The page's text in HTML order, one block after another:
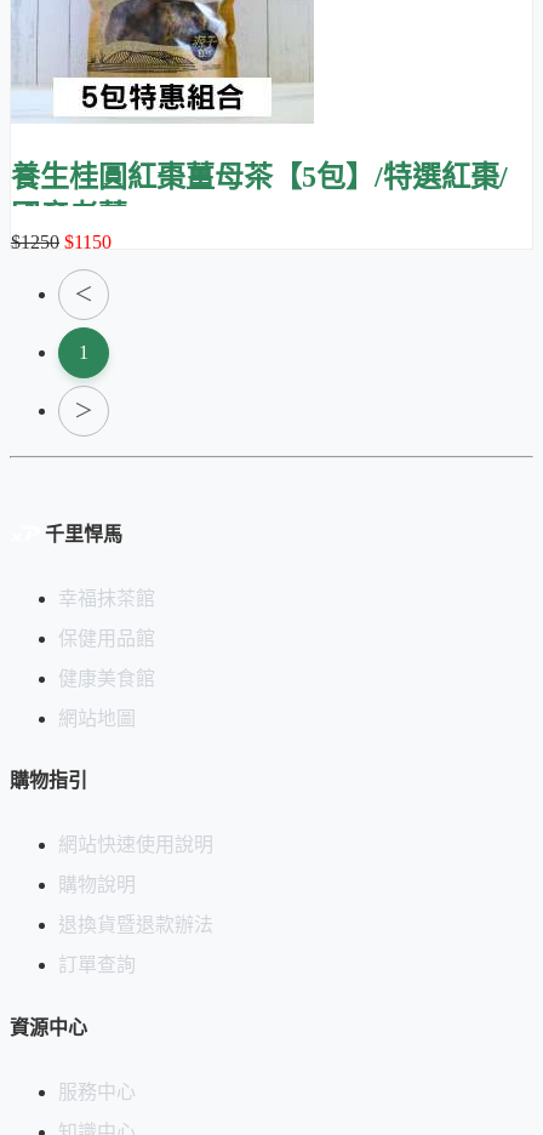
養生桂圓紅棗薑母茶【5包】/特選紅棗/
國產老薑
$1250 $1150
＜
1
＞
千里悍馬
幸福抹茶館
保健用品館
健康美食館
網站地圖
購物指引
網站快速使用說明
購物說明
退換貨暨退款辦法
訂單查詢
資源中心
服務中心